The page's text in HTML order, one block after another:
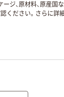
ジ、原材料、原産
ださい。さらに詳